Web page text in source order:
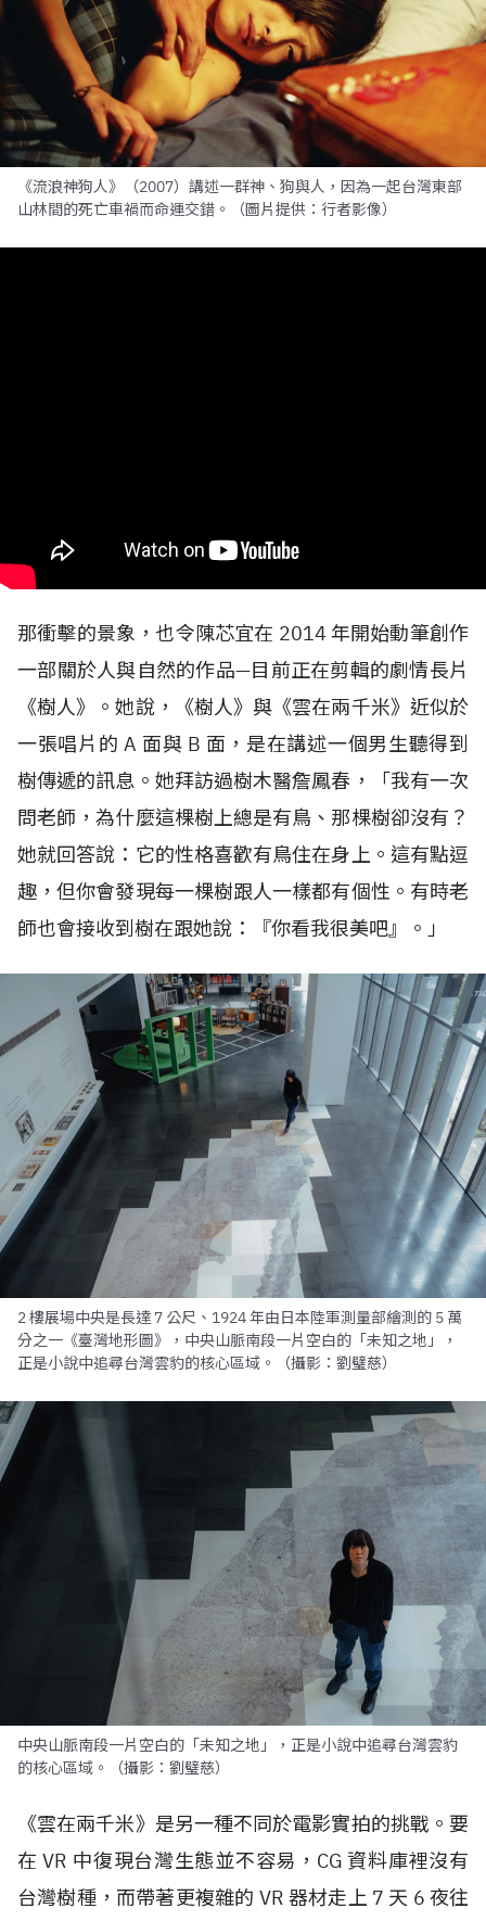
《流浪神狗人》（2007）講述一群神、狗與人，因為一起台灣東部
山林間的死亡車禍而命運交錯。（圖片提供：行者影像）
那衝擊的景象，也令陳芯宜在 2014 年開始動筆創作
一部關於人與自然的作品—目前正在剪輯的劇情長片
《樹人》。她說，《樹人》與《雲在兩千米》近似於
一張唱片的A 面與 B 面，是在講述一個男生聽得到
樹傳遞的訊息。她拜訪過樹木醫詹鳳春，「我有一次
問老師，為什麼這棵樹上總是有鳥、那棵樹卻沒有？
她就回答說：它的性格喜歡有鳥住在身上。這有點逗
趣，但你會發現每一棵樹跟人一樣都有個性。有時老
師也會接收到樹在跟她說：『你看我很美吧』。」
2 樓展場中央是長達 7 公尺、1924 年由日本陸軍測量部繪測的 5 萬
分之一《臺灣地形圖》，中央山脈南段一片空白的「未知之地」，
正是小說中追尋台灣雲豹的核心區域。（攝影：劉璧慈）
中央山脈南段一片空白的「未知之地」，正是小說中追尋台灣雲豹
的核心區域。（攝影：劉璧慈）
《雲在兩千米》是另一種不同於電影實拍的挑戰。要
在VR 中復現台灣生態並不容易， CG資料庫裡沒有
台灣樹種，而帶著更複雜的 VR 器材走上 7 天 6 夜往